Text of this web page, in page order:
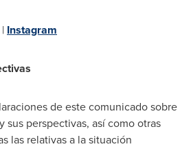
| Instagram
de este comunicado sobre
sus perspectivas, así como otras
las relativas a la situación